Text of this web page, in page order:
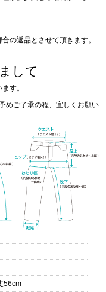
の返品とさせて頂きます。
して
す。
めご了承の程、宜しくお願い
56cm